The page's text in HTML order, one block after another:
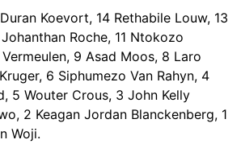
Koevort, 14 Rethabile Louw, 13
Roche, 11 Ntokozo
9 Asad Moos, 8 Laro
6 Siphumezo Van Rahyn, 4
5 Wouter Crous, 3 John Kelly
2 Keagan Jordan Blanckenberg, 1
Woji.